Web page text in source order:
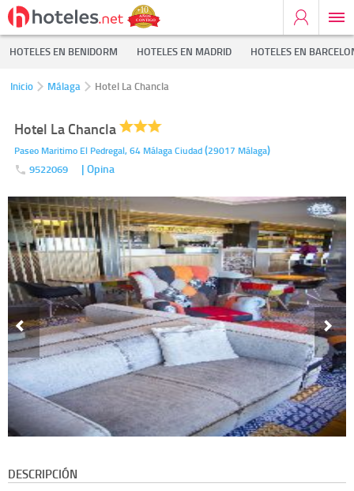
HOTELES EN BENIDORM HOTELES EN MADRID HOTELES EN
Inicio Málaga Hotel La Chancla
Hotel La Chancla
Paseo Maritimo El Pedregal, 64 Málaga Ciudad(29017 Málaga)
9522069 | Opina
DESCRIPCIÓN